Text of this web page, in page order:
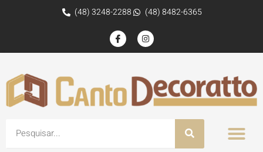
(48) 3248-2288 (48) 8482-6365